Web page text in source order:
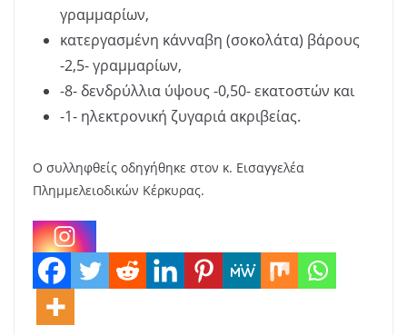
γραμμαρίων,
κατεργασμένη κάνναβη (σοκολάτα) βάρους
-2,5- γραμμαρίων,
-8- δενδρύλλια ύψους -0,50- εκατοστών και
-1- ηλεκτρονική ζυγαριά ακριβείας.
Ο συλληφθείς οδηγήθηκε στον κ. Εισαγγελέα
Πλημμελειοδικών Κέρκυρας.